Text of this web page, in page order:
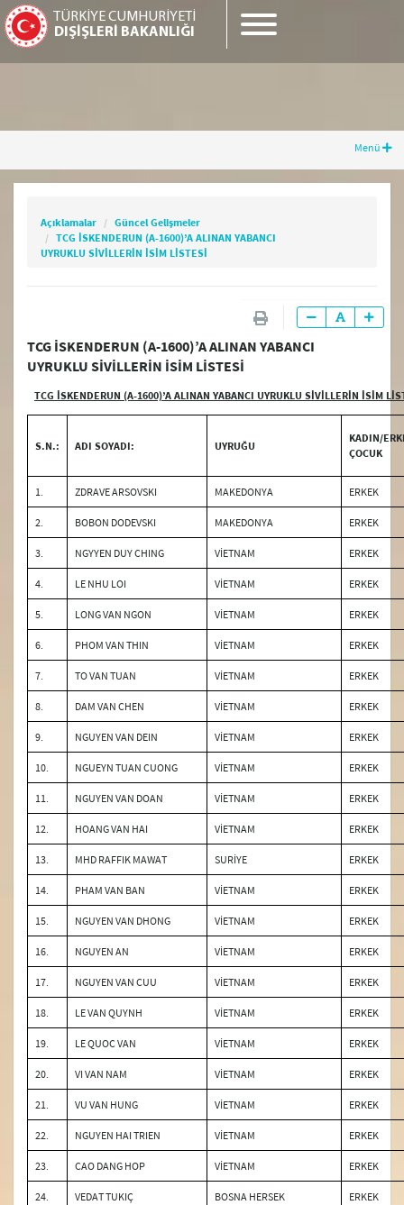
TÜRKİYE CUMHURİYETİ
DIŞİŞLERİ BAKANLIĞI
Menü
Basın Toplantıları
Açıklamalar
Açıklamalar
Güncel Gelişmeler
TCG İSKENDERUN (A-1600)’A ALINAN YABANCI
UYRUKLU SİVİLLERİN İSİM LİSTESİ
TCG İSKENDERUN (A-1600)’A ALINAN YABANCI
UYRUKLU SİVİLLERİN İSİM LİSTESİ
TCG İSKENDERUN (A-1600)’A ALINAN YABANCI UYRUKLU SİVİLLERİN İSİM
S.N.: ADI SOYADI: UYRUĞU
KADIN/
ÇOCUK
1. ZDRAVE ARSOVSKI MAKEDONYA ERKEK
2. BOBON DODEVSKI MAKEDONYA ERKEK
3. NGYYEN DUY CHING VİETNAM ERKEK
4. LE NHU LOI VİETNAM ERKEK
5. LONG VAN NGON VİETNAM ERKEK
6. PHOM VAN THIN VİETNAM ERKEK
7. TO VAN TUAN VİETNAM ERKEK
8. DAM VAN CHEN VİETNAM ERKEK
9. NGUYEN VAN DEIN VİETNAM ERKEK
10. NGUEYN TUAN CUONG VİETNAM ERKEK
11. NGUYEN VAN DOAN VİETNAM ERKEK
12. HOANG VAN HAI VİETNAM ERKEK
13. MHD RAFFIK MAWAT SURİYE ERKEK
14. PHAM VAN BAN VİETNAM ERKEK
15. NGUYEN VAN DHONG VİETNAM ERKEK
16. NGUYEN AN VİETNAM ERKEK
17. NGUYEN VAN CUU VİETNAM ERKEK
18. LE VAN QUYNH VİETNAM ERKEK
19. LE QUOC VAN VİETNAM ERKEK
20. VI VAN NAM VİETNAM ERKEK
21. VU VAN HUNG VİETNAM ERKEK
22. NGUYEN HAI TRIEN VİETNAM ERKEK
23. CAO DANG HOP VİETNAM ERKEK
24. VEDAT TUKIÇ BOSNA HERSEK ERKEK